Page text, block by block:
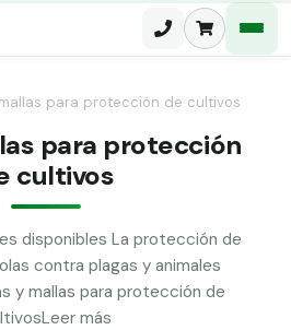
peatonal
para protección de cultivos
para protección
cultivos
disponibles La protección de
contra plagas y animales
y mallas para protección de
más